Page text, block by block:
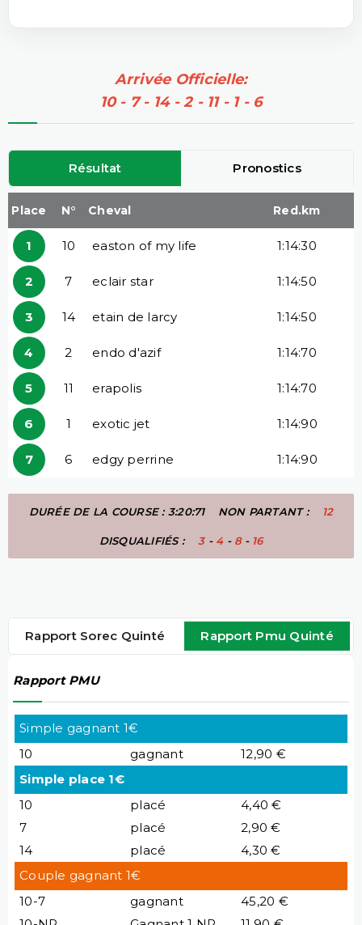
Arrivée Officielle:
10 - 7 - 14 - 2 - 11 - 1 - 6
Résultat Pronostics
Place N° Cheval Red.km
1 10 easton of my life 1:14:30
2 7 eclair star 1:14:50
3 14 etain de larcy 1:14:50
4 2 endo d'azif 1:14:70
5 11 erapolis 1:14:70
6 1 exotic jet 1:14:90
7 6 edgy perrine 1:14:90
DURÉE DE LA COURSE : 3:20:71 NON PARTANT : 12
DISQUALIFIÉS : 3- 4- 8- 16
Rapport Sorec Quinté Rapport Pmu Quinté
Rapport PMU
Simple gagnant 1€
10
gagnant
12,90 €
Simple place 1€
10
placé
4,40 €
7
placé
2,90 €
14
placé
4,30 €
Couple gagnant 1€
10-7
gagnant
45,20 €